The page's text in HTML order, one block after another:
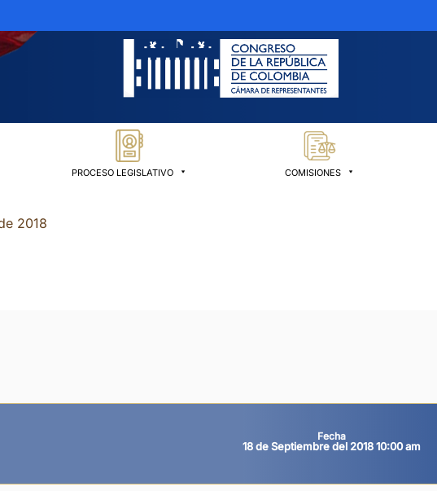
PROCESO LEGISLATIVO COMISIONES
2018
Fecha
18 de Septiembre del 2018 10:00 am